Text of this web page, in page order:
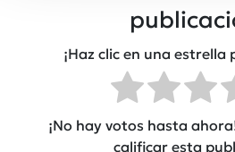
¡Haz clic en una
¡No hay votos hasta
calificar esta